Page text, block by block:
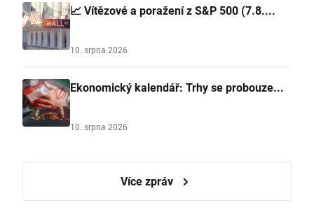
📈 Vítězové a poražení z S&P 500 (7.8....
10. srpna 2026
Ekonomický kalendář: Trhy se probouze...
10. srpna 2026
Více zpráv